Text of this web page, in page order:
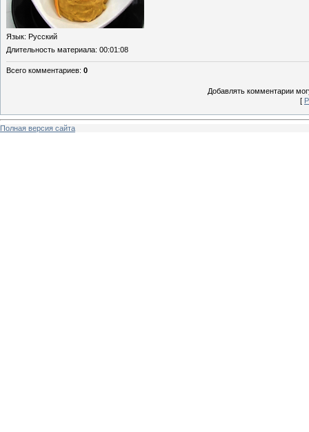
Язык: Русский
Длительность материала: 00:01:08
Всего комментариев: 0
Добавлять комментарии
[
Полная версия сайта